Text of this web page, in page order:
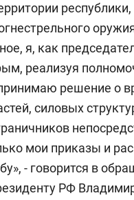
я, как
реализуя
решение о
силовых
мои приказы и
- говорится в
РФ